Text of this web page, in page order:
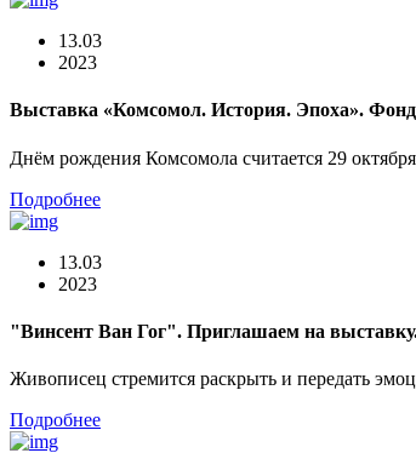
13.03
2023
Выставка «Комсомол. История. Эпоха».
Днём рождения Комсомола считается 29
Подробнее
13.03
2023
"Винсент Ван Гог". Приглашаем на
Живописец стремится раскрыть и передать
Подробнее